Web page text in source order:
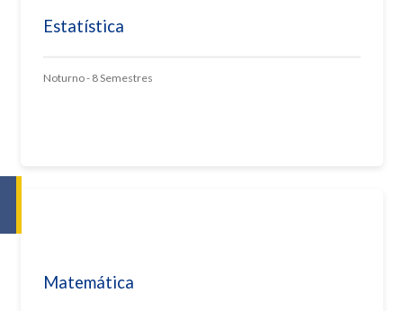
Estatística
Noturno - 8 Semestres
Matemática